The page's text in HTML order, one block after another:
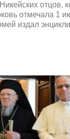
отцов,
отмечала 1
издал